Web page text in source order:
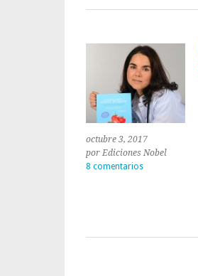
seguir
de
un
cáncer
biliar
octubre 3, 2017
por Ediciones Nobel
8 comentarios